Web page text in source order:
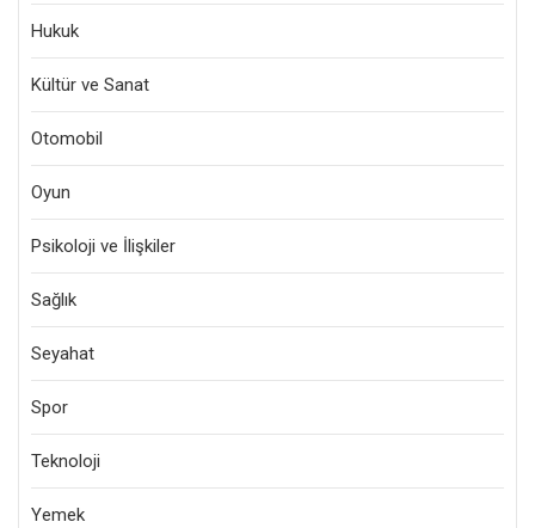
Hukuk
Kültür ve Sanat
Otomobil
Oyun
Psikoloji ve İlişkiler
Sağlık
Seyahat
Spor
Teknoloji
Yemek